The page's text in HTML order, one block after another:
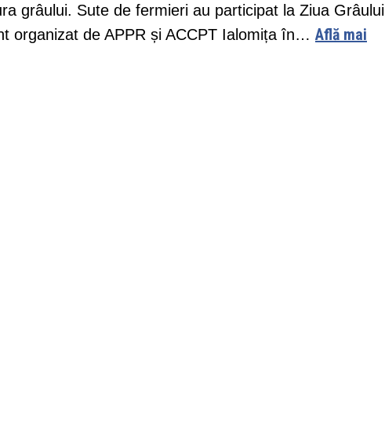
grâului. Sute de fermieri au participat la Ziua Grâului
organizat de APPR și ACCPT Ialomița în… Află mai